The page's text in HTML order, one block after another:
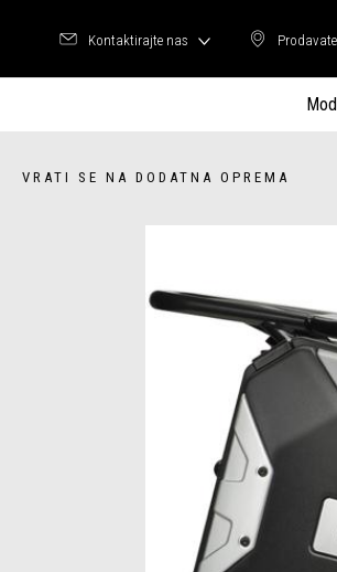
Kontaktirajte nas
VRATI SE NA DODATNA OPREMA